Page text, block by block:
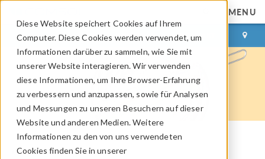
Diese Website speichert Cookies auf Ihrem
Computer. Diese Cookies werden verwendet, um
Informationen darüber zu sammeln, wie Sie mit
unserer Website interagieren. Wir verwenden
diese Informationen, um Ihre Browser-Erfahrung
zu verbessern und anzupassen, sowie für Analysen
und Messungen zu unseren Besuchern auf dieser
Website und anderen Medien. Weitere
Informationen zu den von uns verwendeten
Cookies finden Sie in unserer
MENU
ANMELDEN KONTAKT
COMSOL Blog